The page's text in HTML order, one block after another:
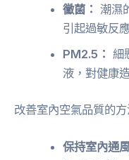
黴菌： 潮濕
引起過敏反
PM2.5： 細
液，對健康
改善室內空氣品質的方
保持室內通